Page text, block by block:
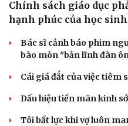
Chính sách giáo dục
hạnh phúc của học sinh
Bác sĩ cảnh báo phim
bào mòn "bản lĩnh đàn
Cái giá đắt của việc tiêm
Dấu hiệu tiền mãn kinh
Tôi bất lực khi vợ luôn